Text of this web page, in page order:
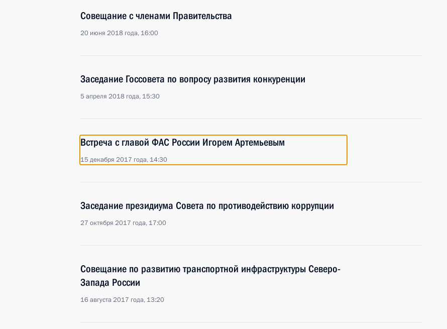
Совещание с членами Правительства
20 июня 2018 года, 16:00
Заседание Госсовета по вопросу развития конкуренции
5 апреля 2018 года, 15:30
Встреча с главой ФАС России Игорем Артемьевым
15 декабря 2017 года, 14:30
Заседание президиума Совета по противодействию коррупции
27 октября 2017 года, 17:00
Совещание по развитию транспортной инфраструктуры Северо-
Запада России
16 августа 2017 года, 13:20